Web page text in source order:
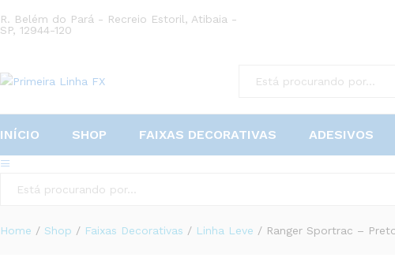
R. Belém do Pará - Recreio Estoril, Atibaia -
SP, 12944-120
INÍCIO SHOP FAIXAS DECORATIVAS ADESIVOS
Home / Shop / Faixas Decorativas / Linha Leve / Ranger Sportrac –
Descrição Reviews (0)